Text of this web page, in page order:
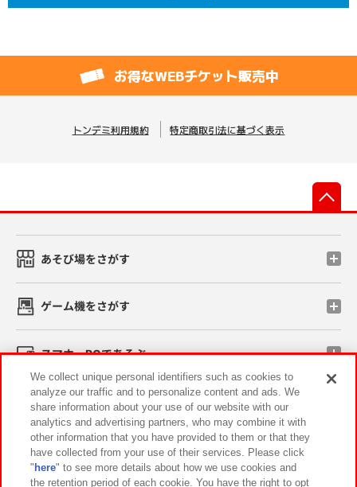
お得なWEBチケット販売中
トンデミ利用規約 特定商取引法に基づく表示
あそび場をさがす
ゲーム機をさがす
スマホ・PCであそぶ
イベント・キャンペーン
関連会社 サステナビリティ サイトポリシー
We collect unique personal identifiers such as cookies to
analyze our traffic and to personalize content and ads. We
share information about your use of our website with our
analytics and advertising partners, who may combine it with
other information that you have provided to them or that they
have collected from your use of their services. Please click
" here" to see more details about how we use cookies and
the retention period of each cookie. You have the right to opt